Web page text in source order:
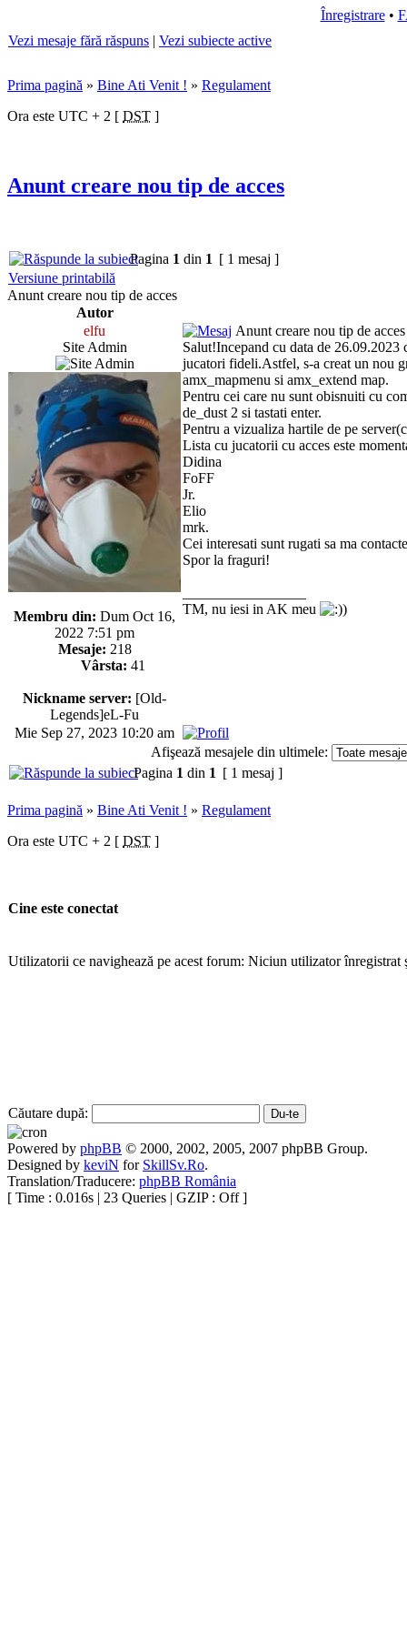
Înregistrare•
Vezi mesaje fără răspuns | Vezi subiecte active
Prima pagină » Bine Ati Venit ! » Regulament
Ora este UTC + 2 [ DST ]
Anunt creare nou tip de acces
Pagina 1 din 1 [ 1 mesaj ]
Versiune printabilă
Anunt creare nou tip de acces
Autor
elfu
Site Admin
Membru din: Dum Oct 16,
2022 7:51 pm
Mesaje: 218
Vârsta: 41
Nickname server: [Old-
Legends]eL-Fu
Anunt creare nou tip de acces
Salut!Incepand cu data de 26.09.2023
jucatori fideli.Astfel, s-a creat un nou
amx_mapmenu si amx_extend map.
Pentru cei care nu sunt obisnuiti cu
de_dust 2 si tastati enter.
Pentru a vizualiza hartile de pe
Lista cu jucatorii cu acces este
Didina
FoFF
Jr.
Elio
mrk.
Cei interesati sunt rugati sa ma
Spor la fraguri!
TM, nu iesi in AK meu
Mie Sep 27, 2023 10:20 am
Afişează mesajele din ultimele:
Pagina 1 din 1 [ 1 mesaj ]
Prima pagină » Bine Ati Venit ! » Regulament
Ora este UTC + 2 [ DST ]
Cine este conectat
Utilizatorii ce navighează pe acest forum: Niciun utilizator înregistrat
Căutare după:
Powered by phpBB © 2000, 2002, 2005, 2007 phpBB Group.
Designed by keviN for SkillSv.Ro.
Translation/Traducere: phpBB România
[ Time : 0.016s | 23 Queries | GZIP : Off ]